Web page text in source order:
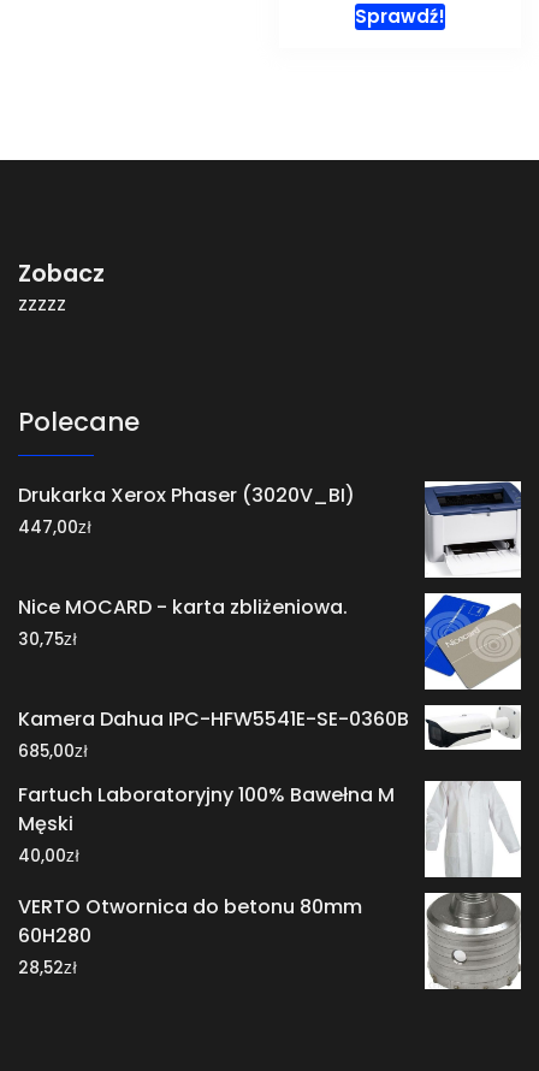
Sprawdź!
Zobacz
zzzzz
Polecane
Drukarka Xerox Phaser (3020V_BI)
447,00zł
Nice MOCARD - karta zbliżeniowa.
30,75zł
Kamera Dahua IPC-HFW5541E-SE-0360B
685,00zł
Fartuch Laboratoryjny 100% Bawełna M
Męski
40,00zł
VERTO Otwornica do betonu 80mm
60H280
28,52zł